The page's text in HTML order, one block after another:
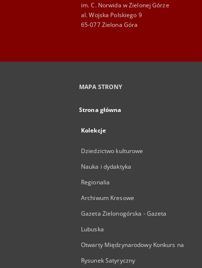
im. C. Norwida w Zielonej Górze
al. Wojska Polskiego 9
65-077 Zielona Góra
MAPA STRONY
Strona główna
Kolekcje
Dziedzictwo kulturowe
Nauka i dydaktyka
Regionalia
Archiwum Kresowe
Gazeta Zielonogórska - Gazeta
Lubuska
Otwarty Międzynarodowy Konkurs na
Rysunek Satyryczny